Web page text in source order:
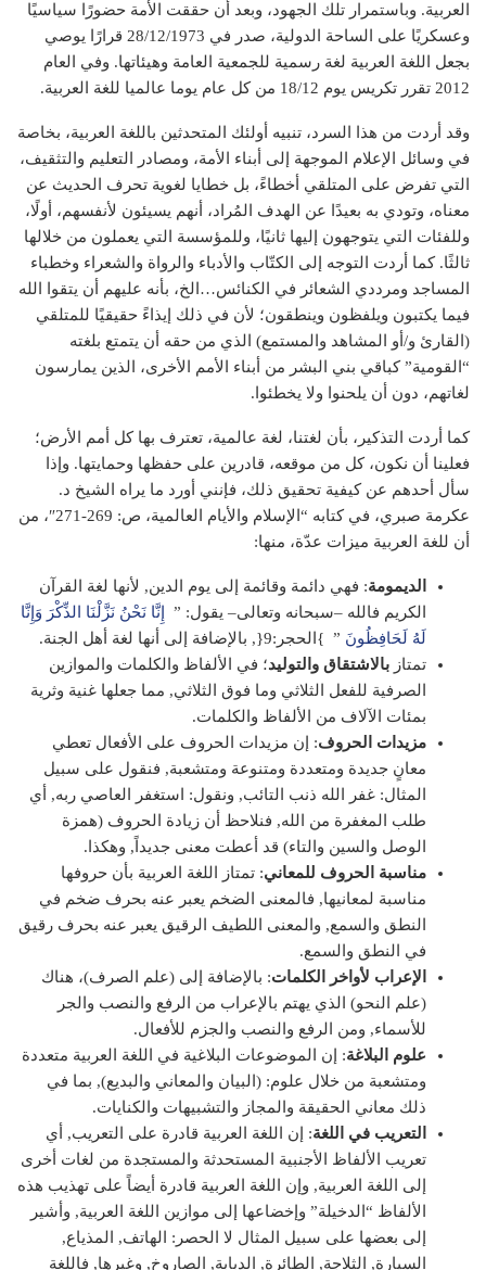
العربية. وباستمرار تلك الجهود، وبعد أن حققت الأمة حضورًا سياسيًا
وعسكريًا على الساحة الدولية، صدر في 28/12/1973 قرارًا يوصي
بجعل اللغة العربية لغة رسمية للجمعية العامة وهيئاتها. وفي العام
2012 تقرر تكريس يوم 18/12 من كل عام يوما عالميا للغة العربية.
وقد أردت من هذا السرد، تنبيه أولئك المتحدثين باللغة العربية، بخاصة
في وسائل الإعلام الموجهة إلى أبناء الأمة، ومصادر التعليم والتثقيف،
التي تفرض على المتلقي أخطاءً، بل خطايا لغوية تحرف الحديث عن
معناه، وتودي به بعيدًا عن الهدف المُراد، أنهم يسيئون لأنفسهم، أولًا،
وللفئات التي يتوجهون إليها ثانيًا، وللمؤسسة التي يعملون من خلالها
ثالثًا. كما أردت التوجه إلى الكتّاب والأدباء والرواة والشعراء وخطباء
المساجد ومرددي الشعائر في الكنائس…الخ، بأنه عليهم أن يتقوا الله
فيما يكتبون ويلفظون وينطقون؛ لأن في ذلك إيذاءً حقيقيًا للمتلقي
(القارئ و/أو المشاهد والمستمع) الذي من حقه أن يتمتع بلغته
“القومية” كباقي بني البشر من أبناء الأمم الأخرى، الذين يمارسون
لغاتهم، دون أن يلحنوا ولا يخطئوا.
كما أردت التذكير، بأن لغتنا، لغة عالمية، تعترف بها كل أمم الأرض؛
فعلينا أن نكون، كل من موقعه، قادرين على حفظها وحمايتها. وإذا
سأل أحدهم عن كيفية تحقيق ذلك، فإنني أورد ما يراه الشيخ د.
عكرمة صبري، في كتابه “الإسلام والأيام العالمية، ص: 269-271″، من
أن للغة العربية ميزات عدّة، منها:
الديمومة: فهي دائمة وقائمة إلى يوم الدين, لأنها لغة القرآن
الكريم فالله –سبحانه وتعالى– يقول: ”
إِنَّا نَحْنُ نَزَّلْنَا الذِّكْرَ وَإِنَّا
لَهُ لَحَافِظُونَ ” }الحجر:9{, بالإضافة إلى أنها لغة أهل الجنة.
تمتاز بالاشتقاق والتوليد؛ في الألفاظ والكلمات والموازين
الصرفية للفعل الثلاثي وما فوق الثلاثي, مما جعلها غنية وثرية
بمئات الآلاف من الألفاظ والكلمات.
مزيدات الحروف: إن مزيدات الحروف على الأفعال تعطي
معانٍ جديدة ومتعددة ومتنوعة ومتشعبة, فنقول على سبيل
المثال: غفر الله ذنب التائب, ونقول: استغفر العاصي ربه, أي
طلب المغفرة من الله, فنلاحظ أن زيادة الحروف (همزة
الوصل والسين والتاء) قد أعطت معنى جديداً, وهكذا.
مناسبة الحروف للمعاني: تمتاز اللغة العربية بأن حروفها
مناسبة لمعانيها, فالمعنى الضخم يعبر عنه بحرف ضخم في
النطق والسمع, والمعنى اللطيف الرقيق يعبر عنه بحرف رقيق
في النطق والسمع.
الإعراب لأواخر الكلمات: بالإضافة إلى (علم الصرف)، هناك
(علم النحو) الذي يهتم بالإعراب من الرفع والنصب والجر
للأسماء, ومن الرفع والنصب والجزم للأفعال.
علوم البلاغة: إن الموضوعات البلاغية في اللغة العربية متعددة
ومتشعبة من خلال علوم: (البيان والمعاني والبديع), بما في
ذلك معاني الحقيقة والمجاز والتشبيهات والكنايات.
التعريب في اللغة: إن اللغة العربية قادرة على التعريب, أي
تعريب الألفاظ الأجنبية المستحدثة والمستجدة من لغات أخرى
إلى اللغة العربية, وإن اللغة العربية قادرة أيضاً على تهذيب هذه
الألفاظ “الدخيلة” وإخضاعها إلى موازين اللغة العربية, وأشير
إلى بعضها على سبيل المثال لا الحصر: الهاتف, المذياع,
السيارة, الثلاجة, الطائرة, الدبابة, الصاروخ, وغيرها, فاللغة